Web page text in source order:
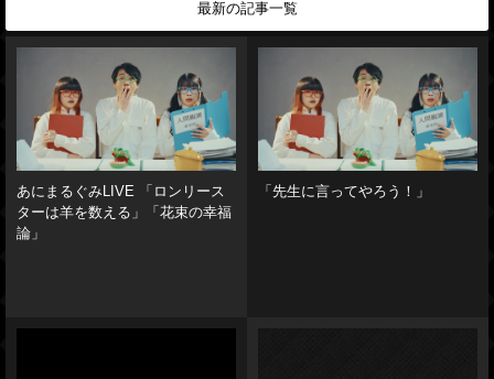
最新の記事一覧
あにまるぐみLIVE 「ロンリース
ターは羊を数える」「花束の幸福
論」
「先生に言ってやろう！」